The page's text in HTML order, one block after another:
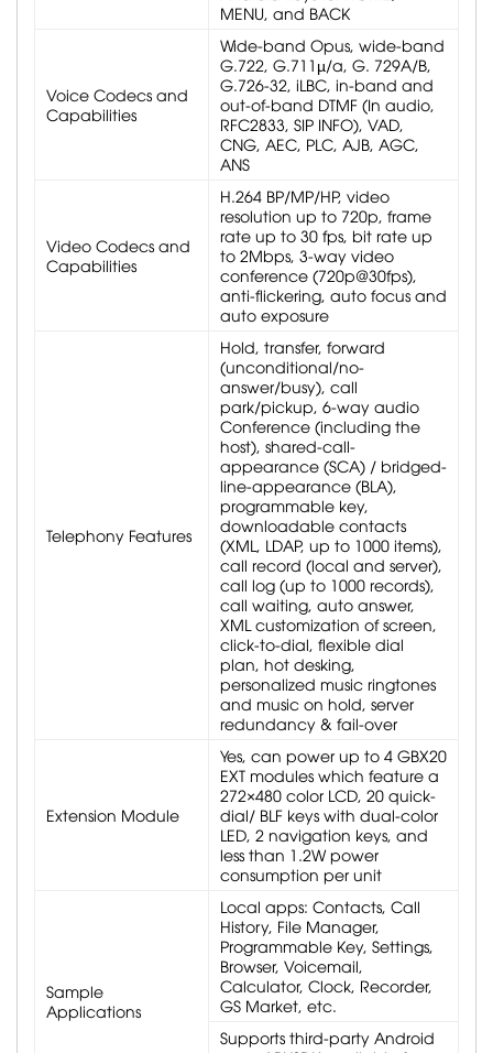
MENU, and BACK
Voice Codecs and
Capabilities
Wide-band Opus, wide-band
G.722, G.711µ/a, G. 729A/B,
G.726-32, iLBC, in-band and
out-of-band DTMF (In audio,
RFC2833, SIP INFO), VAD,
CNG, AEC, PLC, AJB, AGC,
ANS
Video Codecs and
Capabilities
H.264 BP/MP/HP, video
resolution up to 720p, frame
rate up to 30 fps, bit rate up
to 2Mbps, 3-way video
conference (720p@30fps),
anti-flickering, auto focus and
auto exposure
Telephony Features
Hold, transfer, forward
(unconditional/no-
answer/busy), call
park/pickup, 6-way audio
Conference (including the
host), shared-call-
appearance (SCA) / bridged-
line-appearance (BLA),
programmable key,
downloadable contacts
(XML, LDAP, up to 1000 items),
call record (local and server),
call log (up to 1000 records),
call waiting, auto answer,
XML customization of screen,
click-to-dial, flexible dial
plan, hot desking,
personalized music ringtones
and music on hold, server
redundancy & fail-over
Extension Module
Yes, can power up to 4 GBX20
EXT modules which feature a
272×480 color LCD, 20 quick-
dial/ BLF keys with dual-color
LED, 2 navigation keys, and
less than 1.2W power
consumption per unit
Sample
Applications
Local apps: Contacts, Call
History, File Manager,
Programmable Key, Settings,
Browser, Voicemail,
Calculator, Clock, Recorder,
GS Market, etc.
Supports third-party Android